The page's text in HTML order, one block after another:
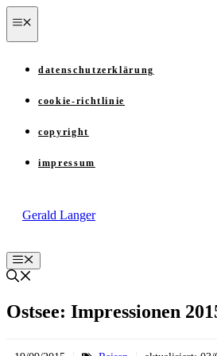
Zum
Inhalt
springen
datenschutzerklärung
cookie-richtlinie
copyright
impressum
Gerald Langer
Menü
Ostsee: Impressionen